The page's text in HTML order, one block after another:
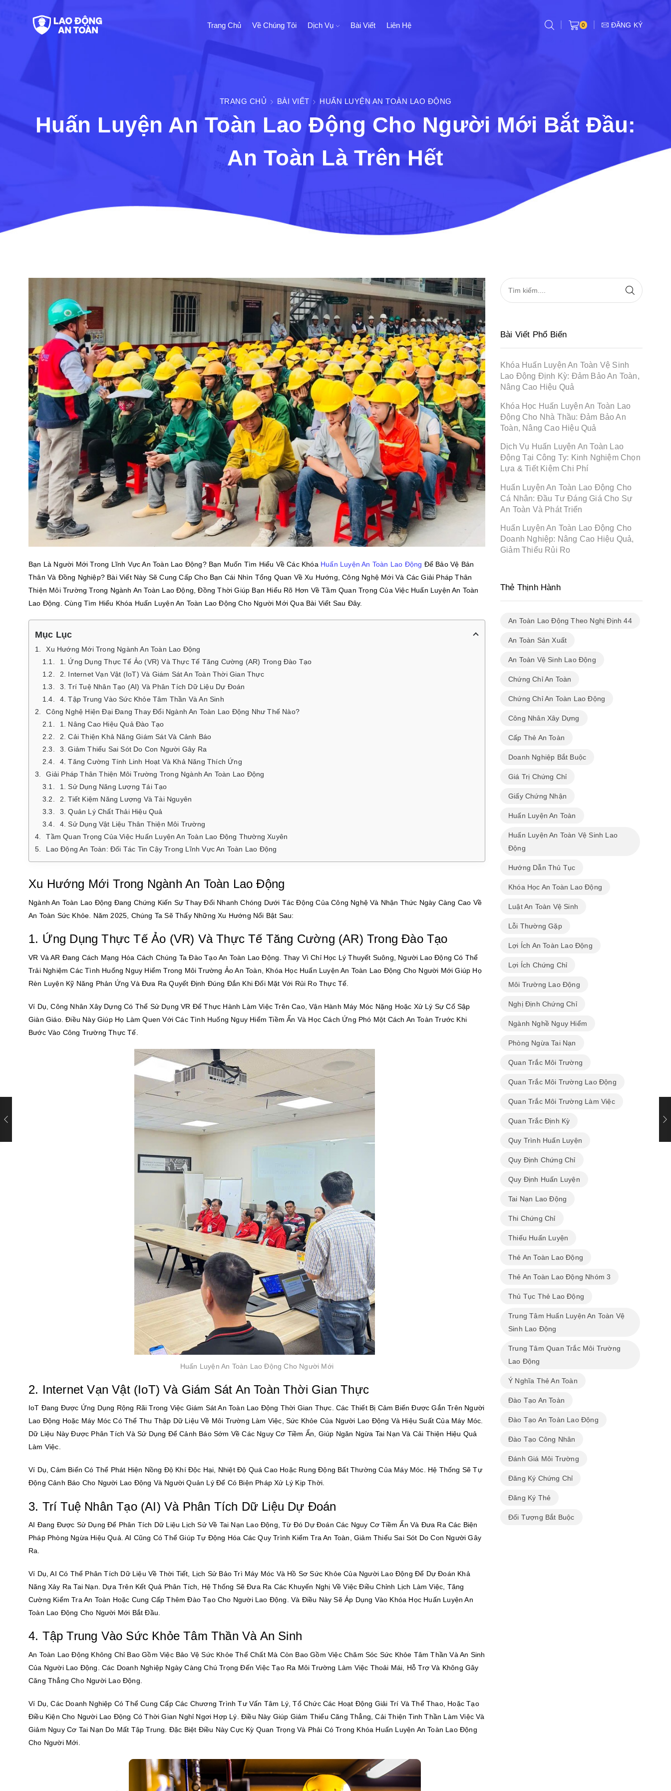
Trang Chủ Về Chúng Tôi Dịch Vụ Bài Viết Liên Hệ 0 ĐĂNG KÝ
TRANG CHỦ BÀI VIẾT HUẤN LUYỆN AN TOÀN LAO ĐỘNG
Huấn Luyện An Toàn Lao Động Cho Người Mới Bắt Đầu:
An Toàn Là Trên Hết
Bạn Là Người Mới Trong Lĩnh Vực An Toàn Lao Động? Bạn Muốn Tìm Hiểu Về Các Khóa Huấn Luyện An Toàn Lao Động Để Bảo Vệ Bản
Thân Và Đồng Nghiệp? Bài Viết Này Sẽ Cung Cấp Cho Bạn Cái Nhìn Tổng Quan Về Xu Hướng, Công Nghệ Mới Và Các Giải Pháp Thân
Thiện Môi Trường Trong Ngành An Toàn Lao Động, Đồng Thời Giúp Bạn Hiểu Rõ Hơn Về Tầm Quan Trọng Của Việc Huấn Luyện An Toàn
Lao Động. Cùng Tìm Hiểu Khóa Huấn Luyện An Toàn Lao Động Cho Người Mới Qua Bài Viết Sau Đây.
Mục Lục
Xu Hướng Mới Trong Ngành An Toàn Lao Động
1. Ứng Dụng Thực Tế Ảo (VR) Và Thực Tế Tăng Cường (AR) Trong Đào Tạo
2. Internet Vạn Vật (IoT) Và Giám Sát An Toàn Thời Gian Thực
3. Trí Tuệ Nhân Tạo (AI) Và Phân Tích Dữ Liệu Dự Đoán
4. Tập Trung Vào Sức Khỏe Tâm Thần Và An Sinh
Công Nghệ Hiện Đại Đang Thay Đổi Ngành An Toàn Lao Động Như Thế Nào?
1. Nâng Cao Hiệu Quả Đào Tạo
2. Cải Thiện Khả Năng Giám Sát Và Cảnh Báo
3. Giảm Thiểu Sai Sót Do Con Người Gây Ra
4. Tăng Cường Tính Linh Hoạt Và Khả Năng Thích Ứng
Giải Pháp Thân Thiện Môi Trường Trong Ngành An Toàn Lao Động
1. Sử Dụng Năng Lượng Tái Tạo
2. Tiết Kiệm Năng Lượng Và Tài Nguyên
3. Quản Lý Chất Thải Hiệu Quả
4. Sử Dụng Vật Liệu Thân Thiện Môi Trường
Tầm Quan Trọng Của Việc Huấn Luyện An Toàn Lao Động Thường Xuyên
Lao Động An Toàn: Đối Tác Tin Cậy Trong Lĩnh Vực An Toàn Lao Động
Xu Hướng Mới Trong Ngành An Toàn Lao Động
Ngành An Toàn Lao Động Đang Chứng Kiến Sự Thay Đổi Nhanh Chóng Dưới Tác Động Của Công Nghệ Và Nhận Thức Ngày Càng Cao Về
An Toàn Sức Khỏe. Năm 2025, Chúng Ta Sẽ Thấy Những Xu Hướng Nổi Bật Sau:
1. Ứng Dụng Thực Tế Ảo (VR) Và Thực Tế Tăng Cường (AR) Trong Đào Tạo
VR Và AR Đang Cách Mạng Hóa Cách Chúng Ta Đào Tạo An Toàn Lao Động. Thay Vì Chỉ Học Lý Thuyết Suông, Người Lao Động Có Thể
Trải Nghiệm Các Tình Huống Nguy Hiểm Trong Môi Trường Ảo An Toàn, Khóa Học Huấn Luyện An Toàn Lao Động Cho Người Mới Giúp Họ
Rèn Luyện Kỹ Năng Phản Ứng Và Đưa Ra Quyết Định Đúng Đắn Khi Đối Mặt Với Rủi Ro Thực Tế.
Ví Dụ, Công Nhân Xây Dựng Có Thể Sử Dụng VR Để Thực Hành Làm Việc Trên Cao, Vận Hành Máy Móc Nặng Hoặc Xử Lý Sự Cố Sập
Giàn Giáo. Điều Này Giúp Họ Làm Quen Với Các Tình Huống Nguy Hiểm Tiềm Ẩn Và Học Cách Ứng Phó Một Cách An Toàn Trước Khi
Bước Vào Công Trường Thực Tế.
Huấn Luyện An Toàn Lao Động Cho Người Mới
2. Internet Vạn Vật (IoT) Và Giám Sát An Toàn Thời Gian Thực
IoT Đang Được Ứng Dụng Rộng Rãi Trong Việc Giám Sát An Toàn Lao Động Thời Gian Thực. Các Thiết Bị Cảm Biến Được Gắn Trên Người
Lao Động Hoặc Máy Móc Có Thể Thu Thập Dữ Liệu Về Môi Trường Làm Việc, Sức Khỏe Của Người Lao Động Và Hiệu Suất Của Máy Móc.
Dữ Liệu Này Được Phân Tích Và Sử Dụng Để Cảnh Báo Sớm Về Các Nguy Cơ Tiềm Ẩn, Giúp Ngăn Ngừa Tai Nạn Và Cải Thiện Hiệu Quả
Làm Việc.
Ví Dụ, Cảm Biến Có Thể Phát Hiện Nồng Độ Khí Độc Hại, Nhiệt Độ Quá Cao Hoặc Rung Động Bất Thường Của Máy Móc. Hệ Thống Sẽ Tự
Động Cảnh Báo Cho Người Lao Động Và Người Quản Lý Để Có Biện Pháp Xử Lý Kịp Thời.
3. Trí Tuệ Nhân Tạo (AI) Và Phân Tích Dữ Liệu Dự Đoán
AI Đang Được Sử Dụng Để Phân Tích Dữ Liệu Lịch Sử Về Tai Nạn Lao Động, Từ Đó Dự Đoán Các Nguy Cơ Tiềm Ẩn Và Đưa Ra Các Biện
Pháp Phòng Ngừa Hiệu Quả. AI Cũng Có Thể Giúp Tự Động Hóa Các Quy Trình Kiểm Tra An Toàn, Giảm Thiểu Sai Sót Do Con Người Gây
Ra.
Ví Dụ, AI Có Thể Phân Tích Dữ Liệu Về Thời Tiết, Lịch Sử Bảo Trì Máy Móc Và Hồ Sơ Sức Khỏe Của Người Lao Động Để Dự Đoán Khả
Năng Xảy Ra Tai Nạn. Dựa Trên Kết Quả Phân Tích, Hệ Thống Sẽ Đưa Ra Các Khuyến Nghị Về Việc Điều Chỉnh Lịch Làm Việc, Tăng
Cường Kiểm Tra An Toàn Hoặc Cung Cấp Thêm Đào Tạo Cho Người Lao Động. Và Điều Này Sẽ Áp Dụng Vào Khóa Học Huấn Luyện An
Toàn Lao Động Cho Người Mới Bắt Đầu.
4. Tập Trung Vào Sức Khỏe Tâm Thần Và An Sinh
An Toàn Lao Động Không Chỉ Bao Gồm Việc Bảo Vệ Sức Khỏe Thể Chất Mà Còn Bao Gồm Việc Chăm Sóc Sức Khỏe Tâm Thần Và An Sinh
Của Người Lao Động. Các Doanh Nghiệp Ngày Càng Chú Trọng Đến Việc Tạo Ra Môi Trường Làm Việc Thoải Mái, Hỗ Trợ Và Không Gây
Căng Thẳng Cho Người Lao Động.
Ví Dụ, Các Doanh Nghiệp Có Thể Cung Cấp Các Chương Trình Tư Vấn Tâm Lý, Tổ Chức Các Hoạt Động Giải Trí Và Thể Thao, Hoặc Tạo
Điều Kiện Cho Người Lao Động Có Thời Gian Nghỉ Ngơi Hợp Lý. Điều Này Giúp Giảm Thiểu Căng Thẳng, Cải Thiện Tinh Thần Làm Việc Và
Giảm Nguy Cơ Tai Nạn Do Mất Tập Trung. Đặc Biệt Điều Này Cực Kỳ Quan Trọng Và Phải Có Trong Khóa Huấn Luyện An Toàn Lao Động
Cho Người Mới.
Bài Viết Phổ Biến
Khóa Huấn Luyện An Toàn Vệ Sinh
Lao Động Định Kỳ: Đảm Bảo An Toàn,
Nâng Cao Hiệu Quả
Khóa Học Huấn Luyện An Toàn Lao
Động Cho Nhà Thầu: Đảm Bảo An
Toàn, Nâng Cao Hiệu Quả
Dịch Vụ Huấn Luyện An Toàn Lao
Động Tại Công Ty: Kinh Nghiệm Chọn
Lựa & Tiết Kiệm Chi Phí
Huấn Luyện An Toàn Lao Động Cho
Cá Nhân: Đầu Tư Đáng Giá Cho Sự
An Toàn Và Phát Triển
Huấn Luyện An Toàn Lao Động Cho
Doanh Nghiệp: Nâng Cao Hiệu Quả,
Giảm Thiểu Rủi Ro
Thẻ Thịnh Hành
An Toàn Lao Động Theo Nghị Định 44
An Toàn Sản Xuất
An Toàn Vệ Sinh Lao Động
Chứng Chỉ An Toàn
Chứng Chỉ An Toàn Lao Động
Công Nhân Xây Dựng
Cấp Thẻ An Toàn
Doanh Nghiệp Bắt Buộc
Giá Trị Chứng Chỉ
Giấy Chứng Nhận
Huấn Luyện An Toàn
Huấn Luyện An Toàn Vệ Sinh Lao
Động
Hướng Dẫn Thủ Tục
Khóa Học An Toàn Lao Động
Luật An Toàn Vệ Sinh
Lỗi Thường Gặp
Lợi Ích An Toàn Lao Động
Lợi Ích Chứng Chỉ
Môi Trường Lao Động
Nghị Định Chứng Chỉ
Ngành Nghề Nguy Hiểm
Phòng Ngừa Tai Nạn
Quan Trắc Môi Trường
Quan Trắc Môi Trường Lao Động
Quan Trắc Môi Trường Làm Việc
Quan Trắc Định Kỳ
Quy Trình Huấn Luyện
Quy Định Chứng Chỉ
Quy Định Huấn Luyện
Tai Nạn Lao Động
Thi Chứng Chỉ
Thiếu Huấn Luyện
Thẻ An Toàn Lao Động
Thẻ An Toàn Lao Động Nhóm 3
Thủ Tục Thẻ Lao Động
Trung Tâm Huấn Luyện An Toàn Vệ
Sinh Lao Động
Trung Tâm Quan Trắc Môi Trường
Lao Động
Ý Nghĩa Thẻ An Toàn
Đào Tạo An Toàn
Đào Tạo An Toàn Lao Động
Đào Tạo Công Nhân
Đánh Giá Môi Trường
Đăng Ký Chứng Chỉ
Đăng Ký Thẻ
Đối Tượng Bắt Buộc